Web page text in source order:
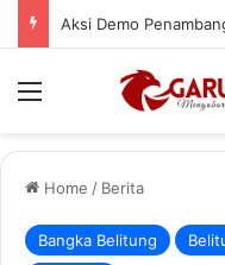
Menu
Home / Berita
Bangka Belitung